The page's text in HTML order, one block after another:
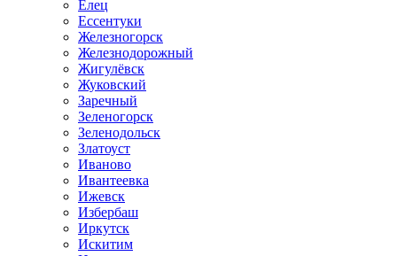
Елец
Ессентуки
Железногорск
Железнодорожный
Жигулёвск
Жуковский
Заречный
Зеленогорск
Зеленодольск
Златоуст
Иваново
Ивантеевка
Ижевск
Избербаш
Иркутск
Искитим